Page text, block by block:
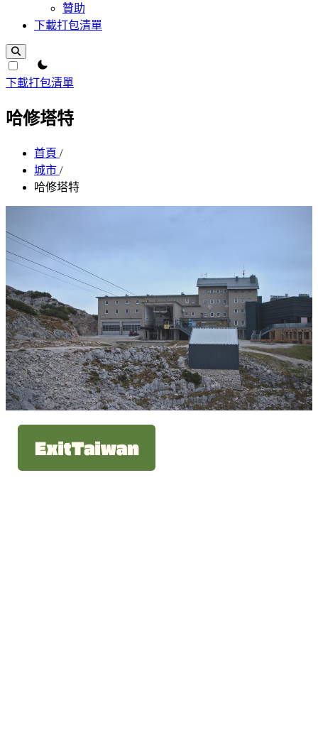
贊助
下載打包清單
theme switcher
下載打包清單
哈修塔特
首頁 /
城市 /
哈修塔特